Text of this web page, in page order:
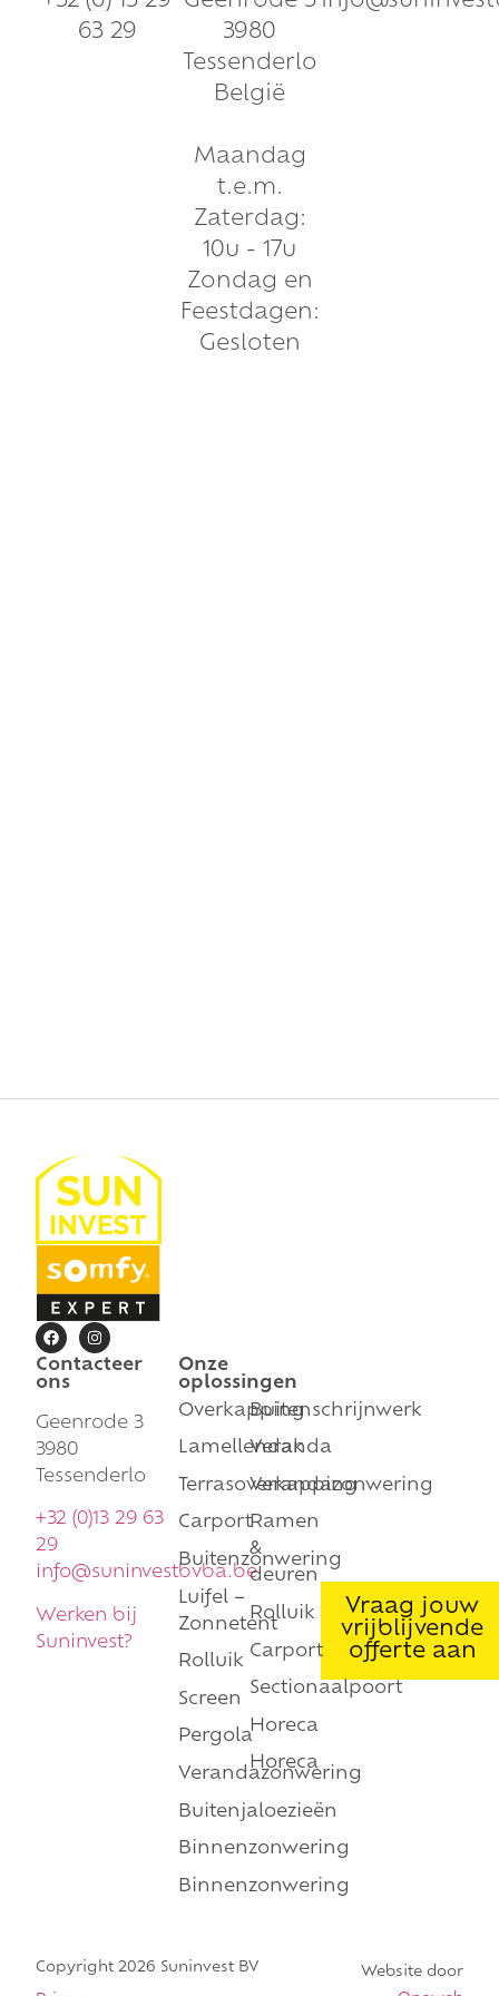
63 29
3980
Tessenderlo
België
Maandag
t.e.m.
Zaterdag:
10u - 17u
Zondag en
Feestdagen:
Gesloten
Contacteer
ons
Geenrode 3
3980
Tessenderlo
+32 (0)13 29 63
29
info@suninvestbvba.be
Werken bij
Suninvest?
Onze
oplossingen
Overkapping
Lamellendak
Terrasoverkapping
Carport
Buitenzonwering
Luifel –
Zonnetent
Rolluik
Screen
Pergola
Verandazonwering
Buitenjaloezieën
Binnenzonwering
Binnenzonwering
Buitenschrijnwerk
Veranda
Verandazonwering
Ramen
&
deuren
Rolluik
Carport
Sectionaalpoort
Horeca
Horeca
Vraag jouw
vrijblijvende
offerte aan
Copyright 2026 Suninvest BV
Website door